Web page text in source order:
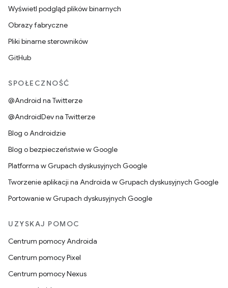
Wyświetl podgląd plików binarnych
Obrazy fabryczne
Pliki binarne sterowników
GitHub
SPOŁECZNOŚĆ
@Android na Twitterze
@AndroidDev na Twitterze
Blog o Androidzie
Blog o bezpieczeństwie w Google
Platforma w Grupach dyskusyjnych Google
Tworzenie aplikacji na Androida w Grupach dyskusyjnych Google
Portowanie w Grupach dyskusyjnych Google
UZYSKAJ POMOC
Centrum pomocy Androida
Centrum pomocy Pixel
Centrum pomocy Nexus